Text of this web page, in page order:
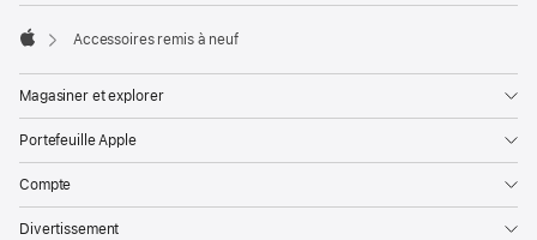
Accessoires remis à neuf
Magasiner et explorer
Portefeuille Apple
Compte
Divertissement